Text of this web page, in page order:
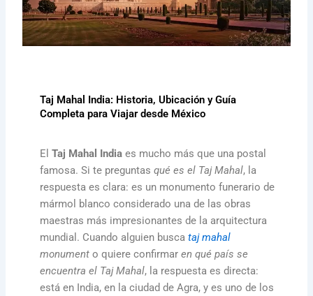
Taj Mahal India: Historia, Ubicación y Guía
Completa para Viajar desde México
ElTaj Mahal India es mucho más que una postal
famosa. Si te preguntasqué es el Taj Mahal, la
respuesta es clara: es un monumento funerario de
mármol blanco considerado una de las obras
maestras más impresionantes de la arquitectura
mundial. Cuando alguien buscataj mahal
monument o quiere confirmaren qué país se
encuentra el Taj Mahal, la respuesta es directa:
está en India, en la ciudad de Agra, y es uno de los